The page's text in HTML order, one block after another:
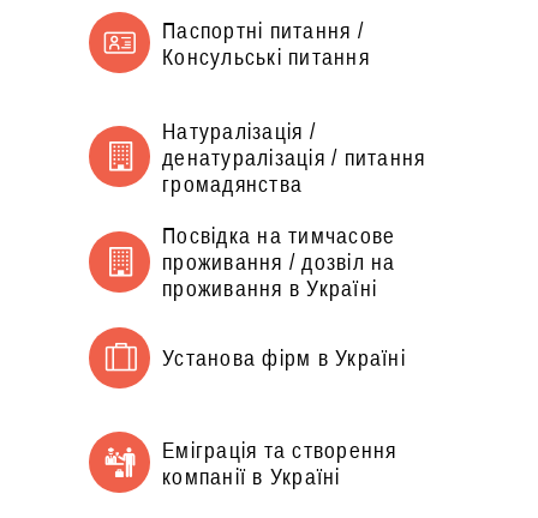
Паспортні питання /
Консульські питання
Натуралізація /
денатуралізація / питання
громадянства
Посвідка на тимчасове
проживання / дозвіл на
проживання в Україні
Установа фірм в Україні
Еміграція та створення
компанії в Україні